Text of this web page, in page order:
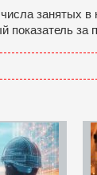
занятых в
показатель за